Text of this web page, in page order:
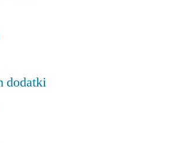
dodatki